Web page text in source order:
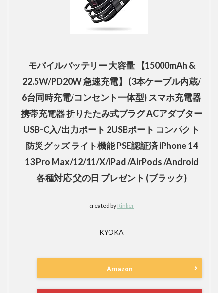
モバイルバッテリー 大容量 【15000mAh &
22.5W/PD20W 急速充電】 (3本ケーブル内蔵/
6台同時充電/コンセント一体型) スマホ充電器
携帯充電器 折りたたみ式プラグ ACアダプター
USB-C入/出力ポート 2USBポート コンパクト
防災グッズ ライト機能 PSE認証済 iPhone 14
13 Pro Max/12/11/X/iPad /AirPods /Android
各種対応 父の日 プレゼント (ブラック)
created by Rinker
KYOKA
Amazon